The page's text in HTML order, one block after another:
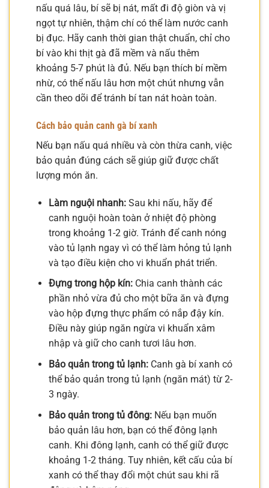
nấu quá lâu, bí sẽ bị nát, mất đi độ giòn và vị
ngọt tự nhiên, thậm chí có thể làm nước canh
bị đục. Hãy canh thời gian thật chuẩn, chỉ cho
bí vào khi thịt gà đã mềm và nấu thêm
khoảng 5-7 phút là đủ. Nếu bạn thích bí mềm
nhừ, có thể nấu lâu hơn một chút nhưng vẫn
cần theo dõi để tránh bí tan nát hoàn toàn.
Cách bảo quản canh gà bí xanh
Nếu bạn nấu quá nhiều và còn thừa canh, việc
bảo quản đúng cách sẽ giúp giữ được chất
lượng món ăn.
Làm nguội nhanh:Sau khi nấu, hãy để
canh nguội hoàn toàn ở nhiệt độ phòng
trong khoảng 1-2 giờ. Tránh để canh nóng
vào tủ lạnh ngay vì có thể làm hỏng tủ lạnh
và tạo điều kiện cho vi khuẩn phát triển.
Đựng trong hộp kín:Chia canh thành các
phần nhỏ vừa đủ cho một bữa ăn và đựng
vào hộp đựng thực phẩm có nắp đậy kín.
Điều này giúp ngăn ngừa vi khuẩn xâm
nhập và giữ cho canh tươi lâu hơn.
Bảo quản trong tủ lạnh:Canh gà bí xanh có
thể bảo quản trong tủ lạnh (ngăn mát) từ 2-
3 ngày.
Bảo quản trong tủ đông:Nếu bạn muốn
bảo quản lâu hơn, bạn có thể đông lạnh
canh. Khi đông lạnh, canh có thể giữ được
khoảng 1-2 tháng. Tuy nhiên, kết cấu của bí
xanh có thể thay đổi một chút sau khi rã